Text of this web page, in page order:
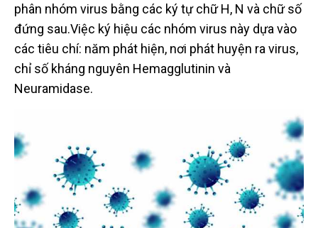
phân nhóm virus bằng các ký tự chữ H, N và chữ số
đứng sau.Việc ký hiệu các nhóm virus này dựa vào
các tiêu chí: năm phát hiện, nơi phát huyện ra virus,
chỉ số kháng nguyên Hemagglutinin và
Neuramidase.